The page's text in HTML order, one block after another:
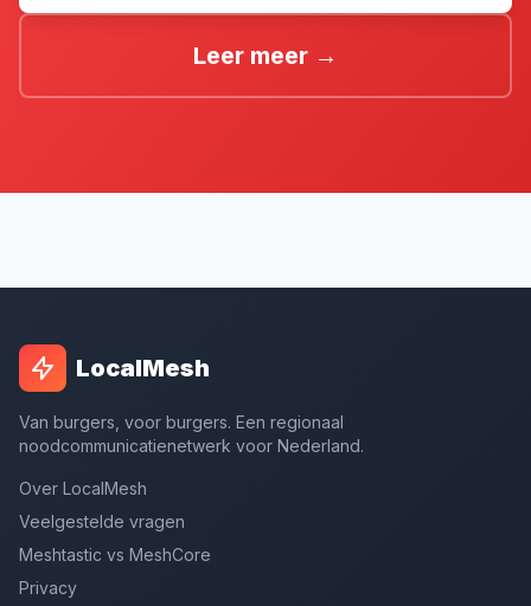
Leer meer →
LocalMesh
Van burgers, voor burgers. Een regionaal
noodcommunicatienetwerk voor Nederland.
Over LocalMesh
Veelgestelde vragen
Meshtastic vs MeshCore
Privacy